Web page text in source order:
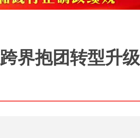
界抱团转型升级